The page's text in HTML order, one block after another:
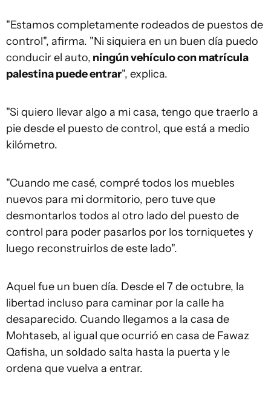
"Estamos completamente rodeados de puestos de
control", afirma. "Ni siquiera en un buen día puedo
conducir el auto, ningún vehículo con matrícula
palestina puede entrar", explica.
"Si quiero llevar algo a mi casa, tengo que traerlo a
pie desde el puesto de control, que está a medio
kilómetro.
"Cuando me casé, compré todos los muebles
nuevos para mi dormitorio, pero tuve que
desmontarlos todos al otro lado del puesto de
control para poder pasarlos por los torniquetes y
luego reconstruirlos de este lado".
Aquel fue un buen día. Desde el 7 de octubre, la
libertad incluso para caminar por la calle ha
desaparecido. Cuando llegamos a la casa de
Mohtaseb, al igual que ocurrió en casa de Fawaz
Qafisha, un soldado salta hasta la puerta y le
ordena que vuelva a entrar.